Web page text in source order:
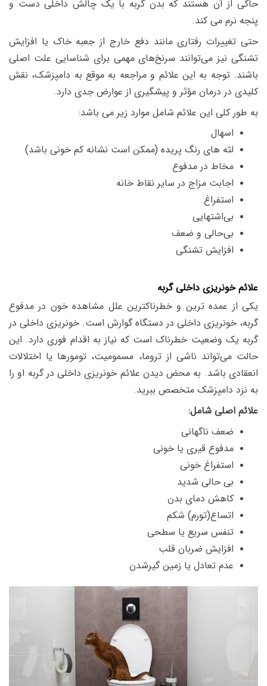
حاکی از آن هستند که بدن گربه با یک چالش داخلی دست و
‌پنجه نرم می‌ کند.
حتی تغییرات رفتاری مانند دفع خارج از جعبه خاک یا افزایش
تشنگی نیز می‌توانند سرنخ‌های مهمی برای شناسایی علت اصلی
باشند. توجه به این علائم و مراجعه به موقع به دامپزشک، نقش
کلیدی در درمان مؤثر و پیشگیری از عوارض جدی دارد.
به طور کلی این علائم شامل موارد زیر می باشد:
اسهال
لثه های رنگ پریده (ممکن است نشانه کم خونی باشد)
مخاط در مدفوع
اجابت مزاج در سایر نقاط خانه
استفراغ
بی‌اشتهایی
بی‌حالی و ضعف
افزایش تشنگی
علائم خونریزی داخلی گربه
یکی از عمده ترین و خطرناکترین علل مشاهده خون در مدفوع
گربه، خونریزی داخلی در دستگاهگوارش است. خونریزی داخلی در
گربه یک وضعیت خطرناک است که نیاز به اقدام فوری دارد. این
حالت می‌تواند ناشی از تروما، مسمومیت، تومورها یا اختلالات
انعقادی باشد. به محض دیدن علائم خونریزی داخلی در گربه او را
به نزد دامپزشک متخصص ببرید.
علائم اصلی شامل:
ضعف ناگهانی
مدفوع قیری یا خونی
استفراغ خونی
بی حالی شدید
کاهش دمای بدن
اتساع(تورم) شکم
تنفس سریع یا سطحی
افزایش ضربان قلب
عدم تعادل یا زمین گیرشدن